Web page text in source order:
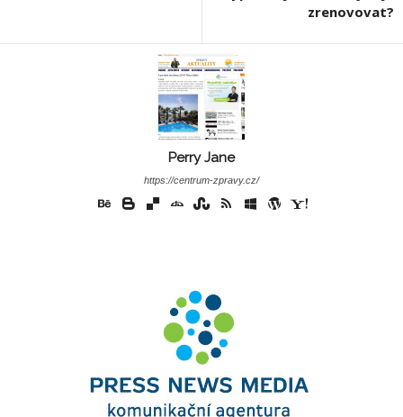
zrenovovat?
Perry Jane
https://centrum-zpravy.cz/